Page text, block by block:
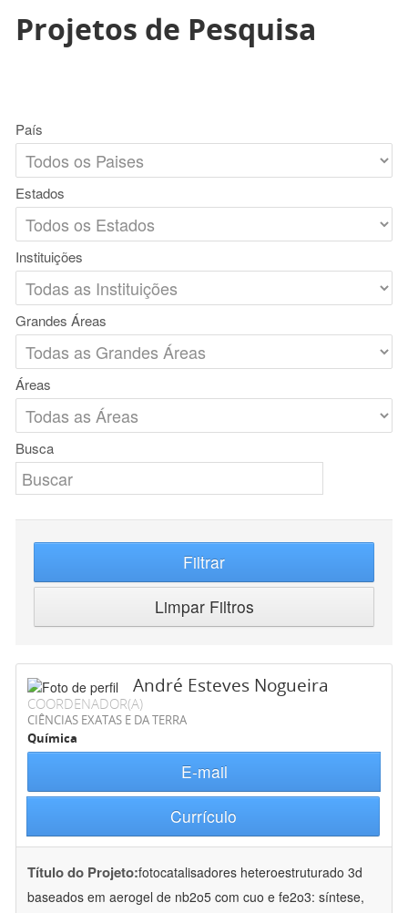
Projetos de Pesquisa
País
Estados
Instituições
Grandes Áreas
Áreas
Busca
Filtrar
Limpar Filtros
André Esteves Nogueira
COORDENADOR(A)
CIÊNCIAS EXATAS E DA TERRA
Química
E-mail
Currículo
Título do Projeto:fotocatalisadores heteroestruturado 3d
baseados em aerogel de nb2o5 com cuo e fe2o3: síntese,